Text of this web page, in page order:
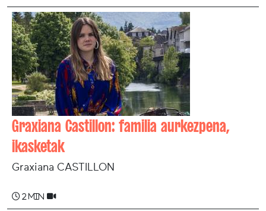
Graxiana Castillon: familia aurkezpena,
ikasketak
Graxiana CASTILLON
2 min